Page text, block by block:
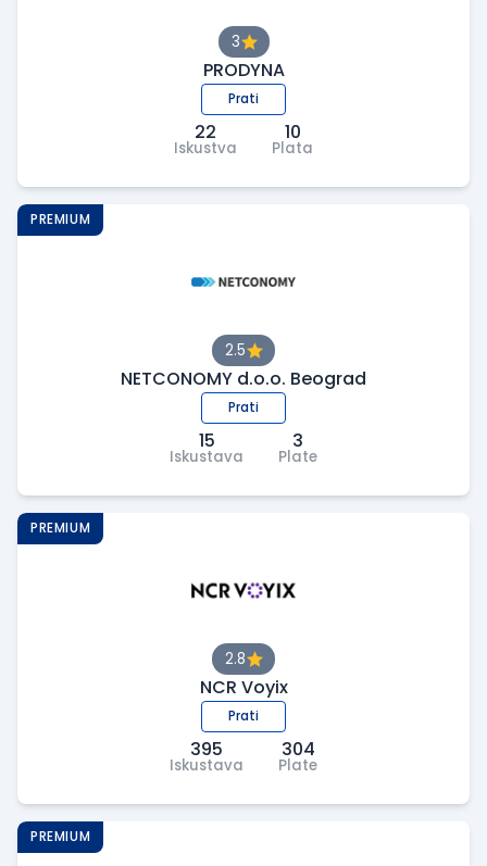
3
PRODYNA
Prati
22
Iskustva
10
Plata
2.5
NETCONOMY d.o.o. Beograd
Prati
15
Iskustava
3
Plate
PREMIUM
2.8
NCR Voyix
Prati
395
Iskustava
304
Plate
PREMIUM
PREMIUM